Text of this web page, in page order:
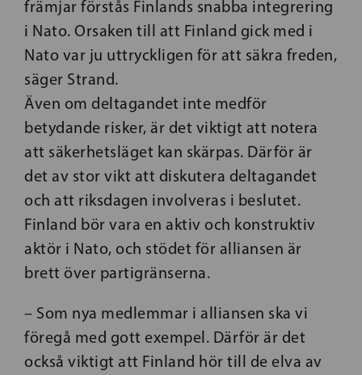
främjar förstås Finlands snabba integrering
i Nato. Orsaken till att Finland gick med i
Nato var ju uttryckligen för att säkra freden,
säger Strand.
Även om deltagandet inte medför
betydande risker, är det viktigt att notera
att säkerhetsläget kan skärpas. Därför är
det av stor vikt att diskutera deltagandet
och att riksdagen involveras i beslutet.
Finland bör vara en aktiv och konstruktiv
aktör i Nato, och stödet för alliansen är
brett över partigränserna.
– Som nya medlemmar i alliansen ska vi
föregå med gott exempel. Därför är det
också viktigt att Finland hör till de elva av